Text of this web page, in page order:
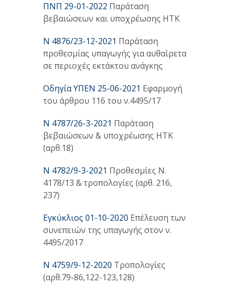
ΠΝΠ 29-01-2022 Παράταση
βεβαιώσεων και υποχρέωσης ΗΤΚ
Ν 4876/23-12-2021 Παράταση
προθεσμίας υπαγωγής για αυθαίρετα
σε περιοχές εκτάκτου ανάγκης
Οδηγία ΥΠΕΝ 25-06-2021 Εφαρμογή
του άρθρου 116 του ν.4495/17
Ν 4787/26-3-2021 Παράταση
βεβαιώσεων & υποχρέωσης ΗΤΚ
(αρθ.18)
Ν 4782/9-3-2021 Προθεσμίες Ν.
4178/13 & τροπολογίες (αρθ. 216,
237)
Εγκύκλιος 01-10-2020 Επέλευση των
συνεπειών της υπαγωγής στον ν.
4495/2017
Ν 4759/9-12-2020 Τροπολογίες
(αρθ.79-86,122-123,128)